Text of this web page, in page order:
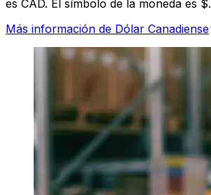
es CAD. El símbolo de la moneda es $.
Más información de Dólar Canadiense